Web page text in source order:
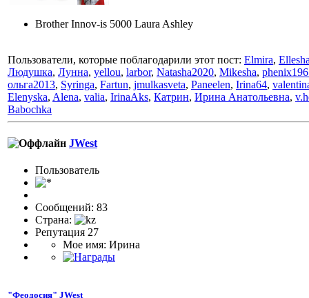
Brother Innov-is 5000 Laura Ashley
Пользователи, которые поблагодарили этот пост: Elmira,
Людушка, Лунна, yellou, larbor, Natasha2020, Mikesha,
ольга2013, Syringa, Fartun, jmulkasveta, Paneelen, Irina64,
Elenyska, Alena, valia, IrinaAks, Катрин, Ирина Анатольевна,
Babochka
JWest
Пользовaтeль
Сообщений: 83
Страна:
Репутация 27
Мое имя: Ирина
"Феодосия" JWest